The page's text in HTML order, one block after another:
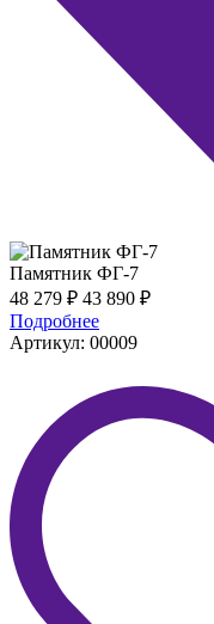
Памятник ФГ-7
48 279 ₽ 43 890 ₽
Подробнее
Артикул: 00009